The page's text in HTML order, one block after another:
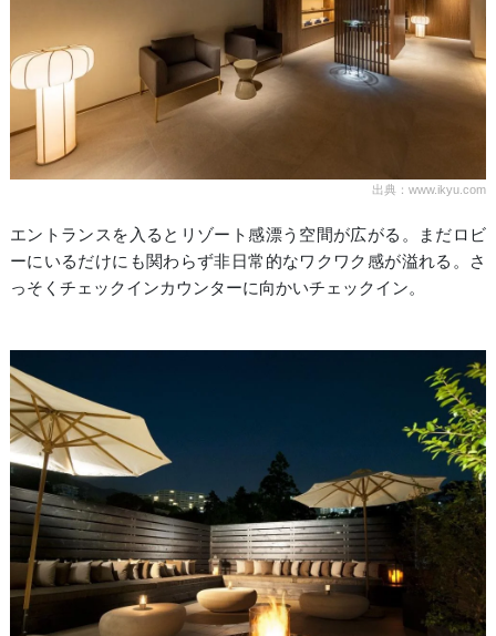
出典：www.ikyu.com
エントランスを入るとリゾート感漂う空間が広がる。まだロビ
ーにいるだけにも関わらず非日常的なワクワク感が溢れる。さ
っそくチェックインカウンターに向かいチェックイン。